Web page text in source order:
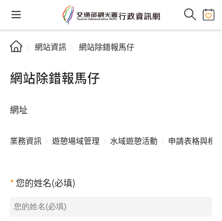
網站資訊 網站除錯報馬仔
網站除錯報馬仔
網址
業務資訊 遊憩場域管理 水域遊憩活動 申請表格與相
您的姓名(必填)